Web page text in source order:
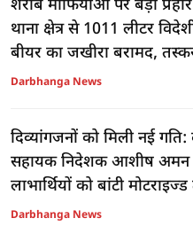
शराब माफियाओं पर बड़ा
थाना क्षेत्र से 1011 लीटर
बीयर का जखीरा बरामद,
Darbhanga News
दिव्यांगजनों को मिली नई
सहायक निदेशक आशीष अमन
लाभार्थियों को बांटी
Darbhanga News